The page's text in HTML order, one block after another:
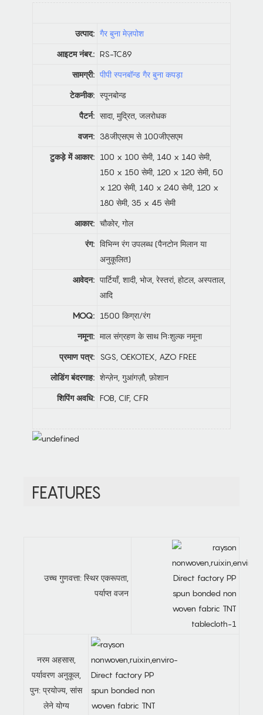
उत्पाद: गैर बुना मेज़पोश
आइटम नंबर.: RS-TC89
सामग्री: पीपी स्पनबॉन्ड गैर बुना कपड़ा
टेकनीक: स्पूनबोन्ड
पैटर्न: सादा, मुद्रित, जलरोधक
वजन: 38जीएसएम से 100जीएसएम
टुकड़े में आकार: 100 x 100 सेमी, 140 x 140 सेमी,
150 x 150 सेमी, 120 x 120 सेमी, 50
x 120 सेमी, 140 x 240 सेमी, 120 x
180 सेमी, 35 x 45 सेमी
आकार: चौकोर, गोल
रंग: विभिन्न रंग उपलब्ध (पैनटोन मिलान या
अनुकूलित)
आवेदन: पार्टियाँ, शादी, भोज, रेस्तरां, होटल, अस्पताल,
आदि
MOQ: 1500 किग्रा/रंग
नमूना: माल संग्रहण के साथ निःशुल्क नमूना
प्रमाण पत्र: SGS, OEKOTEX, AZO FREE
लोडिंग बंदरगाह: शेन्ज़ेन, गुआंगज़ौ, फ़ोशान
शिपिंग अवधि: FOB, CIF, CFR
FEATURES
उच्च गुणवत्ता: स्थिर एकरूपता,
पर्याप्त वजन
नरम अहसास,
पर्यावरण अनुकूल,
पुन: प्रयोज्य, सांस
लेने योग्य